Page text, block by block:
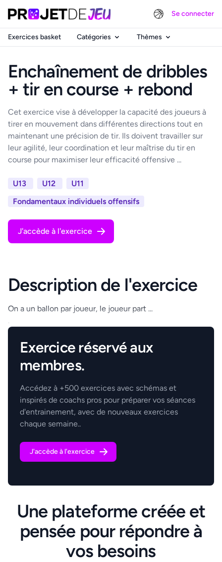
Se connecter
Exercices basket Catégories Thèmes
Enchaînement de dribbles
+ tir en course + rebond
Cet exercice vise à développer la capacité des joueurs à
tirer en mouvement dans différentes directions tout en
maintenant une précision de tir. Ils doivent travailler sur
leur agilité, leur coordination et leur maîtrise du tir en
course pour maximiser leur efficacité offensive ...
U13 U12
U11
Fondamentaux individuels offensifs
J'accède à l'exercice
Description de l'exercice
On a un ballon par joueur, le joueur part ...
.
Exercice réservé aux
membres.
Accédez à +500 exercices avec schémas et
inspirés de coachs pros pour préparer vos séances
d'entrainement, avec de nouveaux exercices
chaque semaine..
J'accède à l'exercice
Une plateforme créée et
pensée pour répondre à
vos besoins